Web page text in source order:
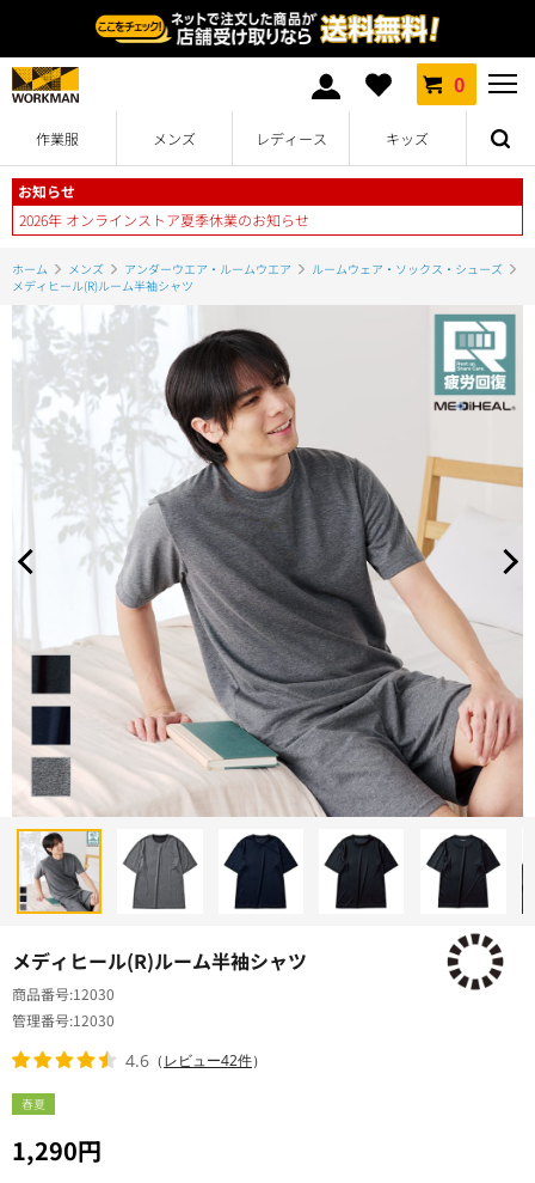
0
作業服 メンズ レディース キッズ
お知らせ
2026年 オンラインストア夏季休業のお知らせ
ホーム メンズ アンダーウエア・ルームウエア
ルームウェア・ソックス・シューズ
メディヒール(R)ルーム半袖シャツ
メディヒール(R)ルーム半袖シャツ
春夏
1,290円
商品番号 12030
管理番号 12030
4.6 （レビュー42件）